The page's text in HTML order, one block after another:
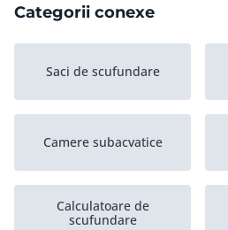
Categorii conexe
Saci de scufundare
Camere subacvatice
Calculatoare de
scufundare